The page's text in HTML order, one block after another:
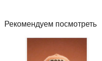
Рекомендуем посмотреть